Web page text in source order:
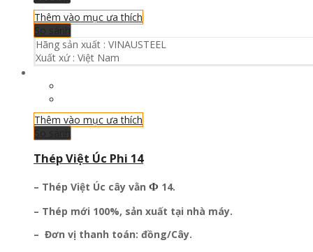
Thêm vào mục ưa thích
Hãng sản xuất : VINAUSTEEL
Xuất xứ : Việt Nam
Thêm vào mục ưa thích
Thép Việt Úc Phi 14
– Thép Việt Úc cây vằn Ф 14.
– Thép mới 100%, sản xuất tại nhà máy.
– Đơn vị thanh toán: đồng/Cây.